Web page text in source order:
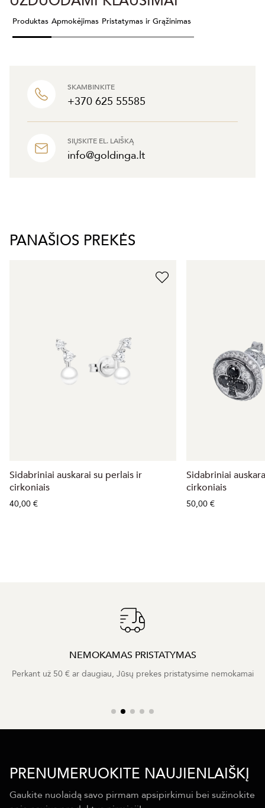
SKAMBINKITE
+370 625 55585
SIŲSKITE EL. LAIŠKĄ
info@goldinga.lt
Produktas Apmokėjimas Pristatymas ir Grąžinimas
PANAŠIOS PREKĖS
Sidabriniai auskarai su perlais ir
cirkoniais
40,00 €
Sidabriniai
cirkoniais
50,00 €
NEMOKAMAS PRISTATYMAS
Perkant už 50 € ar daugiau, Jūsų prekes pristatysime nemokamai
PRENUMERUOKITE NAUJIENLAIŠKĮ
Gaukite nuolaidą savo pirmam apsipirkimui bei sužinokite